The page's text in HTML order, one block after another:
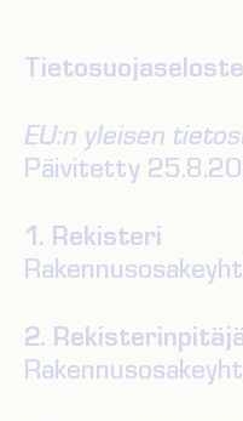
Tietosuojaseloste
EU:n yleisen
Päivitetty
1. Rekisteri
2.